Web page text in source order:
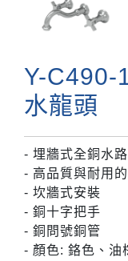
Y-C490-
水龍頭
- 埋牆式全銅水
- 高品質與耐用
- 坎牆式安裝
- 銅十字把手
- 銅問號銅管
- 顏色: 鉻色、油